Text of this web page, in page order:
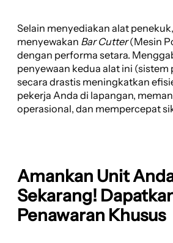
Selain menyediakan alat
menyewakan Bar Cutter(Mesin
dengan performa setara.
penyewaan kedua alat ini (sistem
secara drastis meningkatkan
pekerja Anda di lapangan,
operasional, dan mempercepat
Amankan Unit
Sekarang!
Penawaran Khusus